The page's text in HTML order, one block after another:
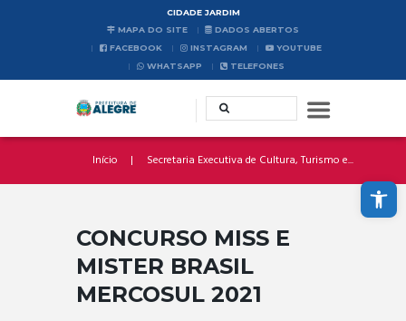
Abrir a barra de ferramentas
CIDADE JARDIM
MAPA DO SITE
DADOS ABERTOS
FACEBOOK
INSTAGRAM
YOUTUBE
WHATSAPP
TELEFONES
Início Secretaria Executiva de Cultura, Turismo e...
CONCURSO MISS E
MISTER BRASIL
MERCOSUL 2021